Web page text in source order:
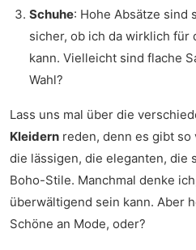
Schuhe: Hohe Absätze sind
sicher, ob ich da wirklich für
kann. Vielleicht sind flache
Wahl?
Lass uns mal über die
Kleidern reden, denn es gibt
die lässigen, die eleganten, die
Boho-Stile. Manchmal denke
überwältigend sein kann. Aber
Schöne an Mode, oder?